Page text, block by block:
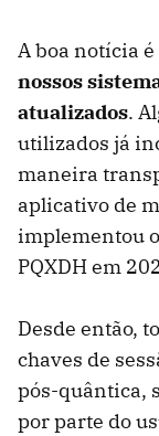
A boa notícia é
nossos
atualizados.
utilizados já
maneira
aplicativo de
implementou
PQXDH em
Desde então,
chaves de
pós-quântica,
por parte do